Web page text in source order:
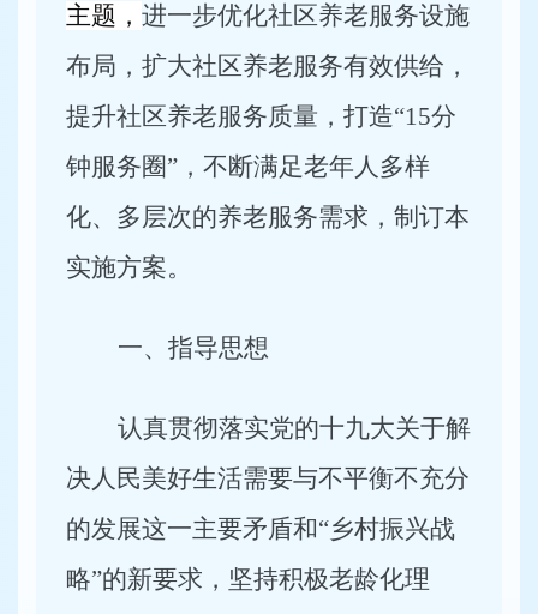
主题， 进一步优化社区养老服务设施
布局，扩大社区养老服务有效供给，
提升社区养老服务质量，打造“15分
钟服务圈”，不断满足老年人多样
化、多层次的养老服务需求，制订本
实施方案。
一、指导思想
认真贯彻落实党的十九大关于解
决人民美好生活需要与不平衡不充分
的发展这一主要矛盾和“乡村振兴战
略”的新要求，坚持积极老龄化理